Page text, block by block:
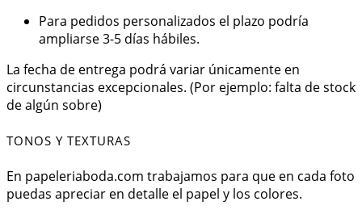
Para pedidos personalizados el plazo podría
ampliarse 3-5 días hábiles.
La fecha de entrega podrá variar únicamente en
circunstancias excepcionales. (Por ejemplo: falta de stock
de algún sobre)
TONOS Y TEXTURAS
En papeleriaboda.com trabajamos para que en cada foto
puedas apreciar en detalle el papel y los colores.